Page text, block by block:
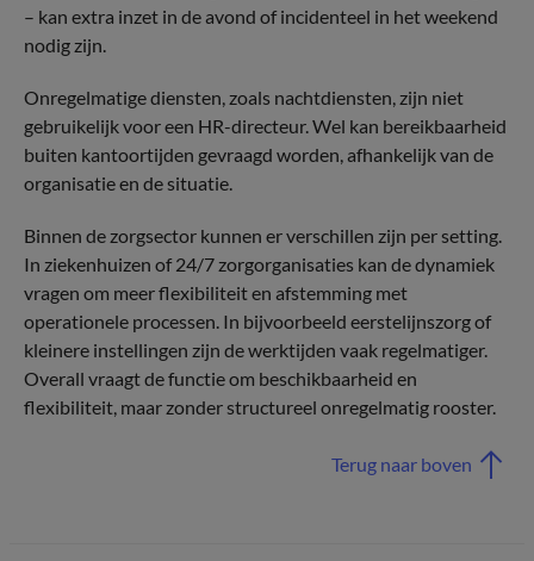
– kan extra inzet in de avond of incidenteel in het weekend
nodig zijn.
Onregelmatige diensten, zoals nachtdiensten, zijn niet
gebruikelijk voor een HR-directeur. Wel kan bereikbaarheid
buiten kantoortijden gevraagd worden, afhankelijk van de
organisatie en de situatie.
Binnen de zorgsector kunnen er verschillen zijn per setting.
In ziekenhuizen of 24/7 zorgorganisaties kan de dynamiek
vragen om meer flexibiliteit en afstemming met
operationele processen. In bijvoorbeeld eerstelijnszorg of
kleinere instellingen zijn de werktijden vaak regelmatiger.
Overall vraagt de functie om beschikbaarheid en
flexibiliteit, maar zonder structureel onregelmatig rooster.
Terug naar boven